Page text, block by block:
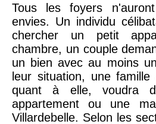
Tous les foyers
envies. Un individu
chercher un petit
chambre, un couple
un bien avec au moins
leur situation, une
quant à elle, voudra
appartement ou une
Villardebelle. Selon les